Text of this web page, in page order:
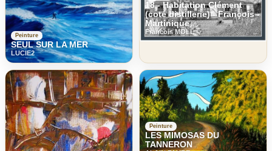
Peinture
SEUL SUR LA MER
LUCIE2
18 - Habitation Clément
(coté distillerie) - François -
Martinique
Francois MOLL
Peinture
LES MIMOSAS DU
TANNERON